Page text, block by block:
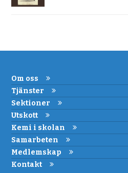
Om oss
Tjänster
Sektioner
Utskott
Kemi i skolan
Samarbeten
Medlemskap
Kontakt